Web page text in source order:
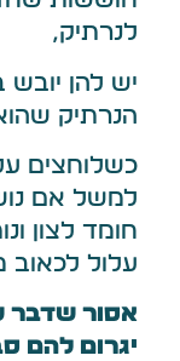
לנרתיק,
יש להן יובש
הנרתיק
כשלוחצים
למשל אם
חומד לצון
עלול לכאוב
אסור שדבר
יגרום להם